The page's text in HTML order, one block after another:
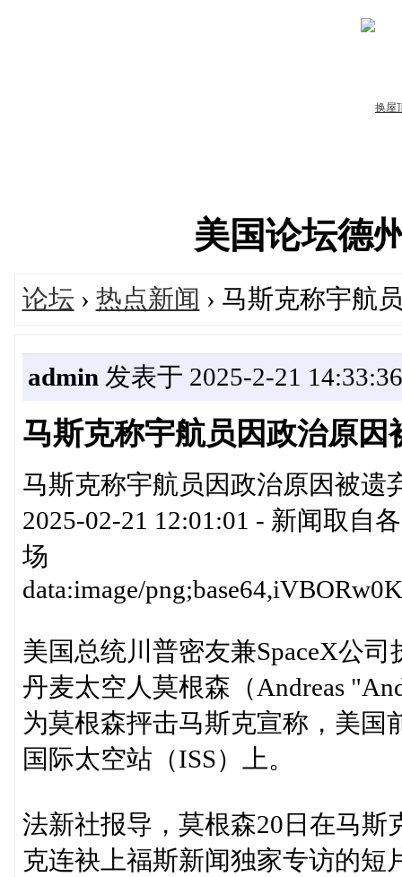
美国论坛德
论坛 › 热点新闻 › 马斯克称宇航
admin 发表于 2025-2-21 14:33:36
马斯克称宇航员因政治原
马斯克称宇航员因政治原因被遗
2025-02-21 12:01:01 - 新闻取自
场
美国总统川普密友兼SpaceX公
丹麦太空人莫根森（Andreas
为莫根森抨击马斯克宣称，美国
国际太空站（ISS）上。
法新社报导，莫根森20日在马斯
克连袂上福斯新闻独家专访的短